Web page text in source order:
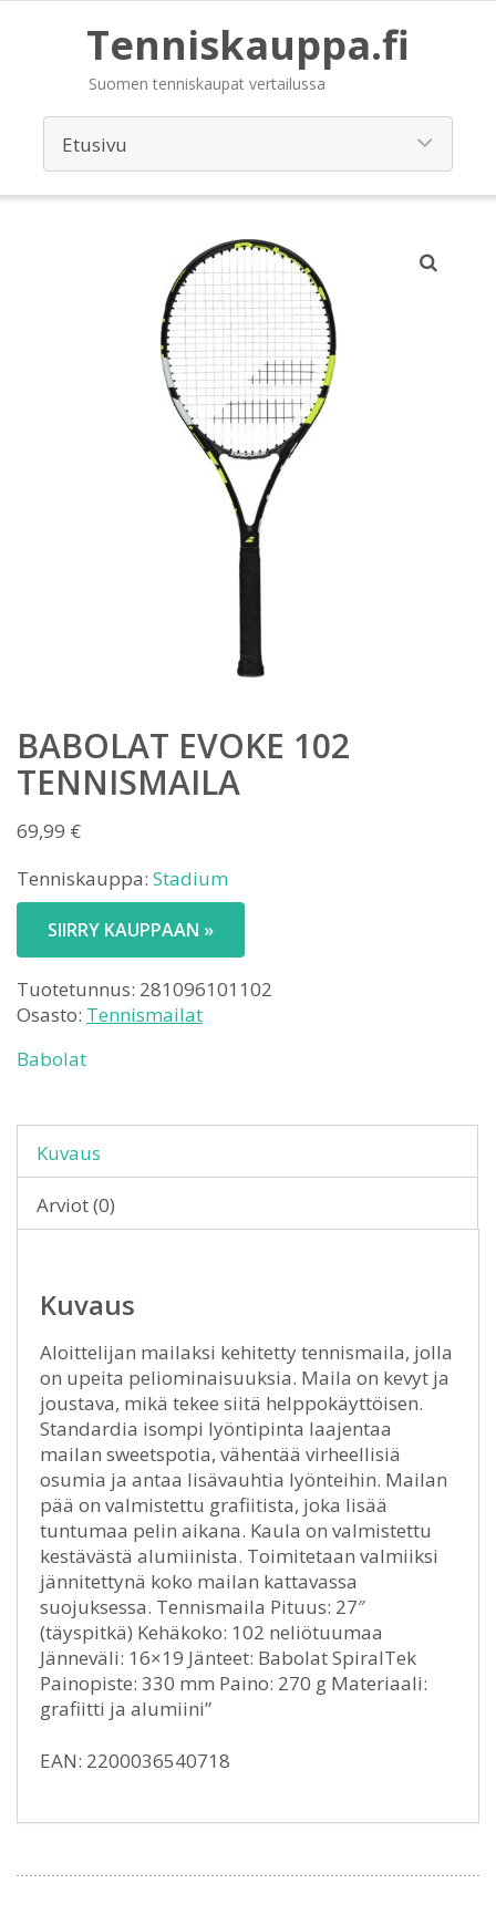
Tenniskauppa.fi
Suomen tenniskaupat vertailussa
BABOLAT EVOKE 102
TENNISMAILA
69,99 €
Tenniskauppa: Stadium
SIIRRY KAUPPAAN »
Tuotetunnus: 281096101102
Osasto: Tennismailat
Babolat
Kuvaus
Arviot (0)
Kuvaus
Aloittelijan mailaksi kehitetty tennismaila, jolla
on upeita peliominaisuuksia. Maila on kevyt ja
joustava, mikä tekee siitä helppokäyttöisen.
Standardia isompi lyöntipinta laajentaa
mailan sweetspotia, vähentää virheellisiä
osumia ja antaa lisävauhtia lyönteihin. Mailan
pää on valmistettu grafiitista, joka lisää
tuntumaa pelin aikana. Kaula on valmistettu
kestävästä alumiinista. Toimitetaan valmiiksi
jännitettynä koko mailan kattavassa
suojuksessa. Tennismaila Pituus: 27″
(täyspitkä) Kehäkoko: 102 neliötuumaa
Jänneväli: 16×19 Jänteet: Babolat SpiralTek
Painopiste: 330 mm Paino: 270 g Materiaali:
grafiitti ja alumiini”
EAN: 2200036540718